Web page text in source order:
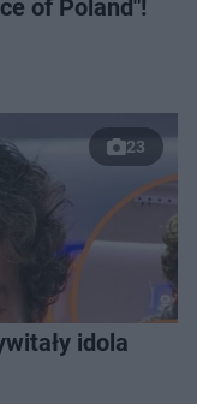
of Poland"!
23
idola